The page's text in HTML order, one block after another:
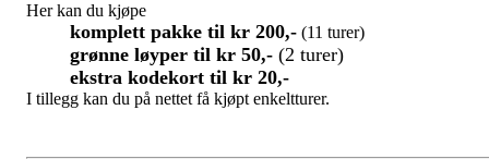
Her kan du kjøpe
komplett pakke til kr 200,- (11 turer)
grønne løyper til kr 50,- (2 turer)
ekstra kodekort til kr 20,-
I tillegg kan du på nettet få kjøpt enkeltturer.